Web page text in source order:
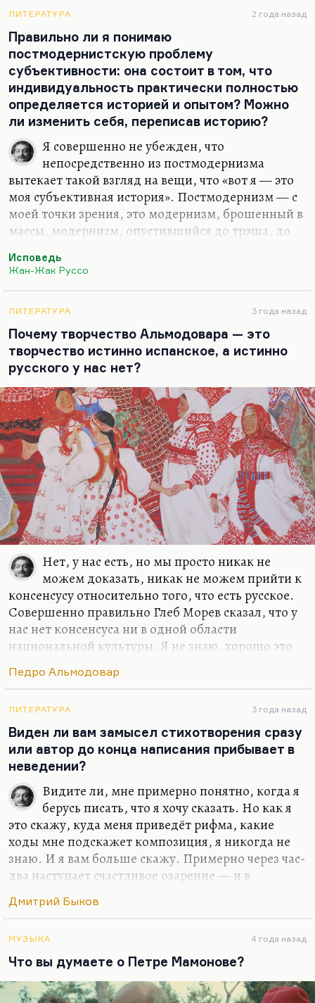
стихотворение «Бабушке»! Какое дикое
самолюбование! Все время попытка доказать, что
даже в качестве бабушки она все-таки лучше
своей дочери.
Цветаева — неприятный человек. Она
гениальный поэт, она очень хороший человек, но
неприятный. Как БГ мне когда-то сказал: «Святые
люди обычно очень…
ЛИТЕРАТУРА 2 года назад
Правильно ли я понимаю
постмодернистскую проблему
субъективности: она состоит в том, что
индивидуальность практически полностью
определяется историей и опытом? Можно
ли изменить себя, переписав историю?
Я совершенно не убежден, что
непосредственно из постмодернизма
вытекает такой взгляд на вещи, что «вот я — это
моя субъективная история». Постмодернизм — с
моей точки зрения, это модернизм, брошенный в
массы, модернизм, опустившийся до трэша, до
кино. Ну, классический пример: модернизм —
это «И корабль плывет…» Феллини, а
есть все то же самое средствами массовой
культуры.
Проблема субъективности тут, имхо, совершенно
ни при чем. Но в одном вы, безусловно, правы:
то, что человек может переписать себя — это
совершенно очевидно. Я вам больше скажу:
человек не может изменить свою карму, свое…
Исповедь
Жан-Жак Руссо
ЛИТЕРАТУРА 3 года назад
Почему творчество Альмодовара — это
творчество истинно испанское, а истинно
русского у нас нет?
Нет, у нас есть, но мы просто никак не
можем доказать, никак не можем прийти к
консенсусу относительно того, что есть русское.
Совершенно правильно Глеб Морев сказал, что у
нас нет консенсуса ни в одной области
национальной культуры. Я не знаю, хорошо это
хотелось, чтобы у нас национальный характер
БГ, слово «русский» вернуть всему хорошему. Это
прекрасная мысль. Я просто сомневаюсь, что при
нынешней политической системе России хоть
какое-то единство возможно.
Педро Альмодовар
ЛИТЕРАТУРА 3 года назад
Виден ли вам замысел стихотворения сразу
или автор до конца написания прибывает в
неведении?
Видите ли, мне примерно понятно, когда я
берусь писать, что я хочу сказать. Но как я
это скажу, куда меня приведёт рифма, какие
ходы мне подскажет композиция, я никогда не
знаю. И я вам больше скажу. Примерно через час-
два наступает счастливое озарение — и в
строчки, которые нравятся мне, дописываешься
Я его как-то спросил, есть ли у него секрет
написания хорошей песни, и он сказал: «Да, очень
просто. Надо перед этим неделю писать плохие
— и тогда в конце недели вы напишете
Дмитрий Быков
МУЗЫКА 4 года назад
Что вы думаете о Петре Мамонове?